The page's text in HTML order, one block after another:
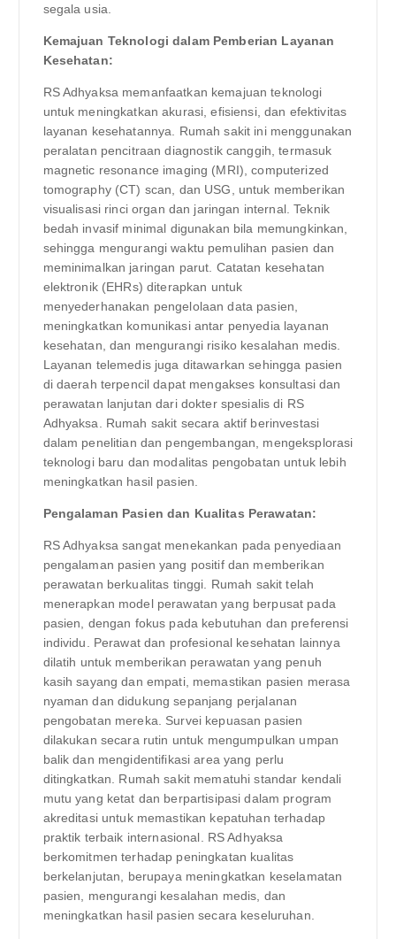
segala usia.
Kemajuan Teknologi dalam Pemberian Layanan
Kesehatan:
RS Adhyaksa memanfaatkan kemajuan teknologi
untuk meningkatkan akurasi, efisiensi, dan efektivitas
layanan kesehatannya. Rumah sakit ini menggunakan
peralatan pencitraan diagnostik canggih, termasuk
magnetic resonance imaging (MRI), computerized
tomography (CT) scan, dan USG, untuk memberikan
visualisasi rinci organ dan jaringan internal. Teknik
bedah invasif minimal digunakan bila memungkinkan,
sehingga mengurangi waktu pemulihan pasien dan
meminimalkan jaringan parut. Catatan kesehatan
elektronik (EHRs) diterapkan untuk
menyederhanakan pengelolaan data pasien,
meningkatkan komunikasi antar penyedia layanan
kesehatan, dan mengurangi risiko kesalahan medis.
Layanan telemedis juga ditawarkan sehingga pasien
di daerah terpencil dapat mengakses konsultasi dan
perawatan lanjutan dari dokter spesialis di RS
Adhyaksa. Rumah sakit secara aktif berinvestasi
dalam penelitian dan pengembangan, mengeksplorasi
teknologi baru dan modalitas pengobatan untuk lebih
meningkatkan hasil pasien.
Pengalaman Pasien dan Kualitas Perawatan:
RS Adhyaksa sangat menekankan pada penyediaan
pengalaman pasien yang positif dan memberikan
perawatan berkualitas tinggi. Rumah sakit telah
menerapkan model perawatan yang berpusat pada
pasien, dengan fokus pada kebutuhan dan preferensi
individu. Perawat dan profesional kesehatan lainnya
dilatih untuk memberikan perawatan yang penuh
kasih sayang dan empati, memastikan pasien merasa
nyaman dan didukung sepanjang perjalanan
pengobatan mereka. Survei kepuasan pasien
dilakukan secara rutin untuk mengumpulkan umpan
balik dan mengidentifikasi area yang perlu
ditingkatkan. Rumah sakit mematuhi standar kendali
mutu yang ketat dan berpartisipasi dalam program
akreditasi untuk memastikan kepatuhan terhadap
praktik terbaik internasional. RS Adhyaksa
berkomitmen terhadap peningkatan kualitas
berkelanjutan, berupaya meningkatkan keselamatan
pasien, mengurangi kesalahan medis, dan
meningkatkan hasil pasien secara keseluruhan.